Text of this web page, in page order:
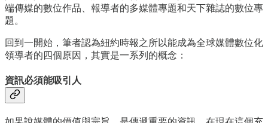
端傳媒的數位作品、報導者的多媒體專題和天下雜誌的數位專
題。
回到一開始，筆者認為紐約時報之所以能成為全球媒體數位化
領導者的四個原因，其實是一系列的概念：
資訊必須能吸引人